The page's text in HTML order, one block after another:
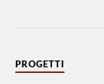
PROGETTI